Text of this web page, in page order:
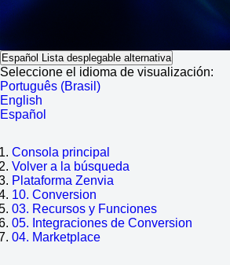
Español Lista desplegable alternativa
Seleccione el idioma de visualización:
Português (Brasil)
English
Español
Consola principal
Volver a la búsqueda
Plataforma Zenvia
10. Conversion
03. Recursos y Funciones
05. Integraciones de Conversion
04. Marketplace